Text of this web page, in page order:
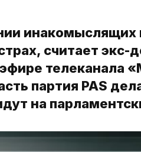
инакомыслящих
считает экс-
телеканала
партия PAS
на